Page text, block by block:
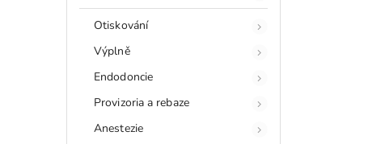
Otiskování
Výplně
Endodoncie
Provizoria a rebaze
Anestezie